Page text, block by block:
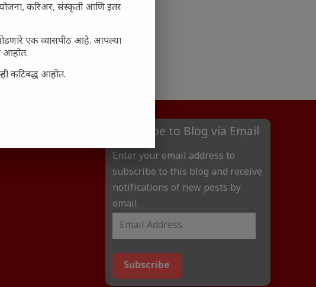
Subscribe to Blog via Email
Enter your email address to
subscribe to this blog and receive
notifications of new posts by
email.
Subscribe
करिअर, संस्कृती आणि इतर
एक व्यासपीठ आहे. आपल्या
आहोत.
कटिबद्ध आहोत.